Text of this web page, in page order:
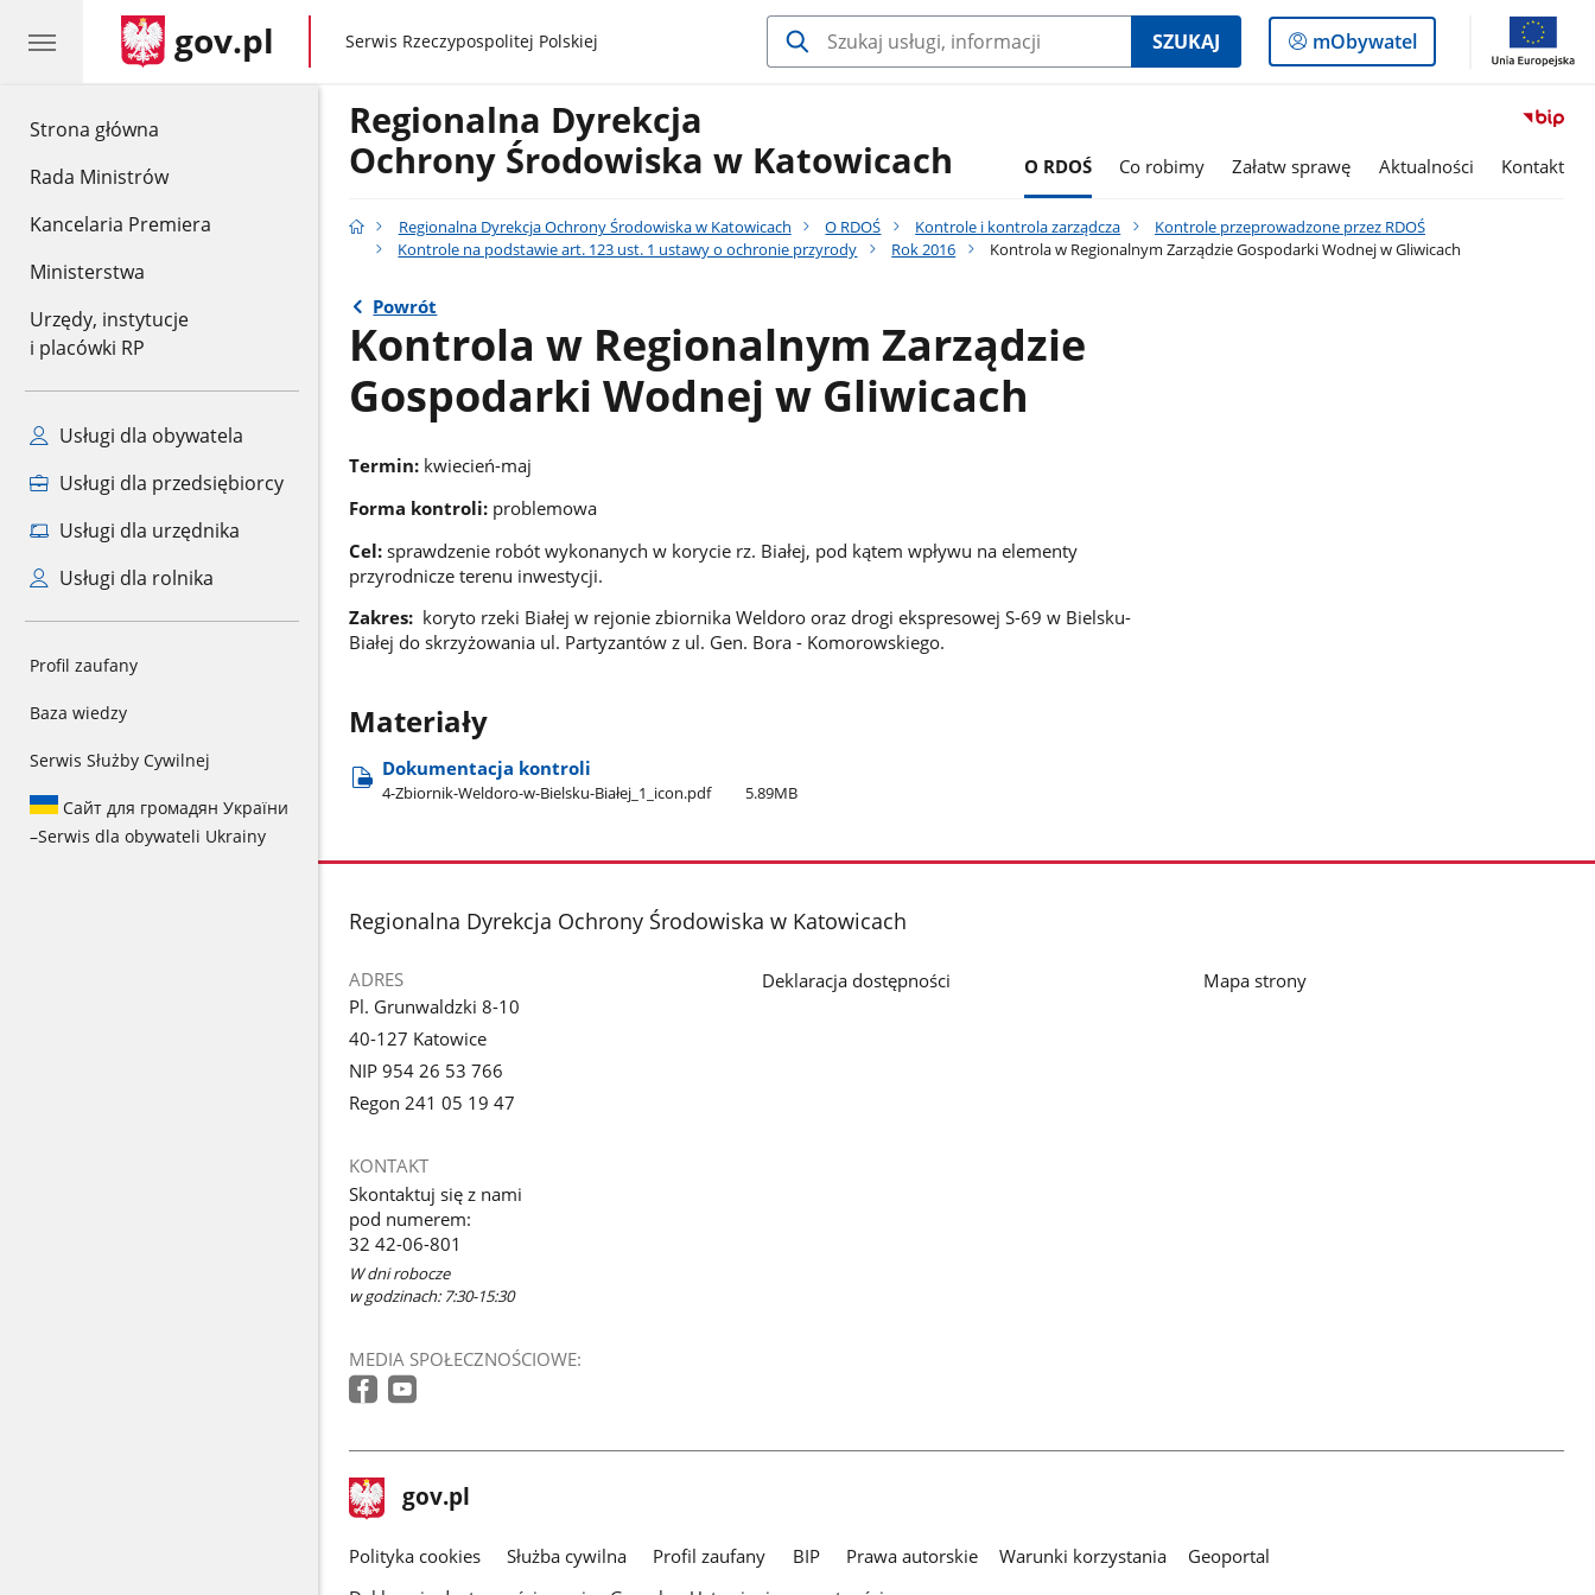
Strona główna
Rada Ministrów
Kancelaria Premiera
Ministerstwa
Urzędy, instytucje
i placówki RP
Usługi dla obywatela
Usługi dla przedsiębiorcy
Usługi dla urzędnika
Usługi dla rolnika
Profil zaufany
Baza wiedzy
Serwis Służby Cywilnej
Сайт для громадян України
–Serwis dla obywateli Ukrainy
gov.pl gov.pl
Serwis Rzeczypospolitej Polskiej SZUKAJ
Logowanie
do
mObywatel
Regionalna Dyrekcja
Ochrony Środowiska w Katowicach
O RDOŚ Co robimy Załatw sprawę Aktualności Kontakt
Regionalna Dyrekcja Ochrony Środowiska w Katowicach O RDOŚ Kontrole i kontrola zarządcza
Kontrole przeprowadzone przez RDOŚ
Kontrole na podstawie art. 123 ust. 1 ustawy o ochronie przyrody
Rok 2016 Kontrola w Regionalnym Zarządzie Gospodarki Wodnej w Gliwicach
Powrót
Kontrola w Regionalnym Zarządzie
Gospodarki Wodnej w Gliwicach
Termin:kwiecień-maj
Forma kontroli:problemowa
Cel: sprawdzenie robót wykonanych w korycie rz. Białej, pod kątem wpływu na elementy
przyrodnicze terenu inwestycji.
Zakres: koryto rzeki Białej w rejonie zbiornika Weldoro oraz drogi ekspresowej S-69 w Bielsku-
Białej do skrzyżowania ul. Partyzantów z ul. Gen. Bora - Komorowskiego.
Materiały
Dokumentacja kontroli
4-Zbiornik-Weldoro-w-Bielsku-Białej​_1​_icon.pdf 5.89MB
stopka
Regionalna Dyrekcja Ochrony Środowiska w Katowicach
ADRES
Pl. Grunwaldzki 8-10
40-127 Katowice
NIP 954 26 53 766
Regon 241 05 19 47
KONTAKT
Skontaktuj się z nami
pod numerem:
32 42-06-801
W dni robocze
w godzinach: 7:30-15:30
MEDIA SPOŁECZNOŚCIOWE:
Deklaracja dostępności Mapa strony
stopka
gov.pl Strona
gov.pl
gov.pl
Polityka cookies Służba cywilna Profil zaufany BIP Prawa autorskie Warunki korzystania
Geoportal